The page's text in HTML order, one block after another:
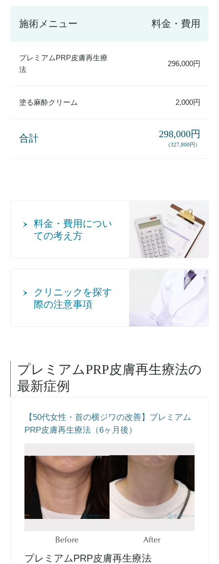
施術メニュー 料金・費用
プレミアムPRP皮膚再生療
法
296,000円
塗る麻酔クリーム 2,000円
合計 298,000円
（327,800円）
料金・費用につい
ての考え方
クリニックを探す
際の注意事項
プレミアムPRP皮膚再生療法の
最新症例
【50代女性・首の横ジワの改善】プレミアム
PRP皮膚再生療法（6ヶ月後）
Before After
プレミアムPRP皮膚再生療法